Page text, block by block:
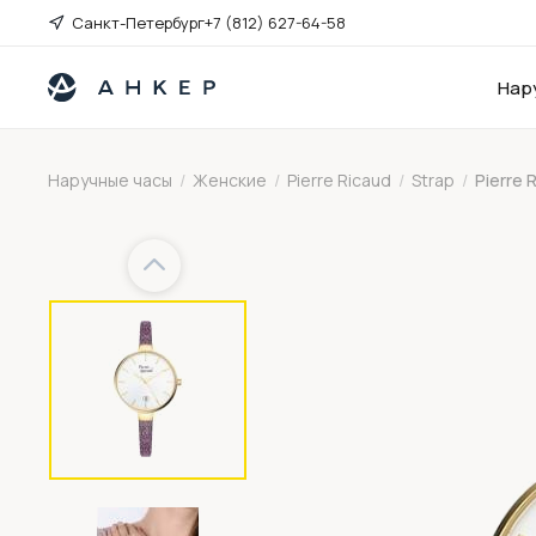
Санкт-Петербург+7 (812) 627-64-58
Наручные часы / Женские / Pierre Ricaud / Strap / Pierre
Previous